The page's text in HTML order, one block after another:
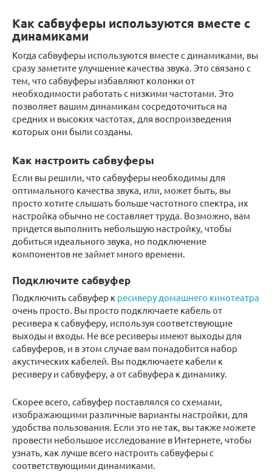
Как сабвуферы используются вместе с
динамиками
Когда сабвуферы используются вместе с динамиками, вы
сразу заметите улучшение качества звука. Это связано с
тем, что сабвуферы избавляют колонки от
необходимости работать с низкими частотами. Это
позволяет вашим динамикам сосредоточиться на
средних и высоких частотах, для воспроизведения
которых они были созданы.
Как настроить сабвуферы
Если вы решили, что сабвуферы необходимы для
оптимального качества звука, или, может быть, вы
просто хотите слышать больше частотного спектра, их
настройка обычно не составляет труда. Возможно, вам
придется выполнить небольшую настройку, чтобы
добиться идеального звука, но подключение
компонентов не займет много времени.
Подключите сабвуфер
Подключить сабвуфер к ресиверу домашнего кинотеатра
очень просто. Вы просто подключаете кабель от
ресивера к сабвуферу, используя соответствующие
выходы и входы. Не все ресиверы имеют выходы для
сабвуферов, и в этом случае вам понадобится набор
акустических кабелей. Вы подключаете кабели к
ресиверу и сабвуферу, а от сабвуфера к динамику.
Скорее всего, сабвуфер поставлялся со схемами,
изображающими различные варианты настройки, для
удобства пользования. Если это не так, вы также можете
провести небольшое исследование в Интернете, чтобы
узнать, как лучше всего настроить сабвуферы с
соответствующими динамиками.